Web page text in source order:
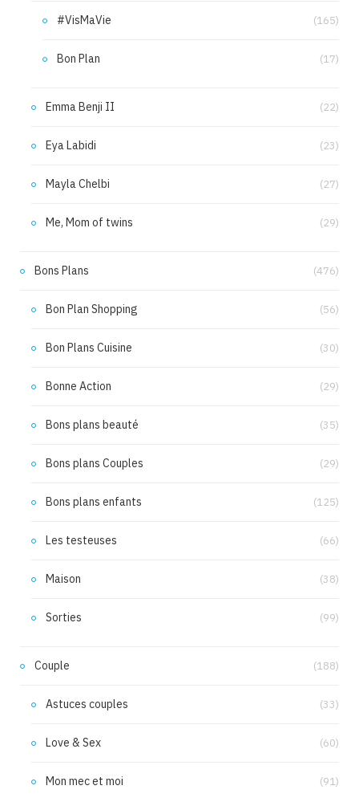
#VisMaVie (165)
Bon Plan (17)
Emma Benji II (22)
Eya Labidi (23)
Mayla Chelbi (27)
Me, Mom of twins (29)
Bons Plans (476)
Bon Plan Shopping (56)
Bon Plans Cuisine (30)
Bonne Action (29)
Bons plans beauté (35)
Bons plans Couples (29)
Bons plans enfants (125)
Les testeuses (66)
Maison (38)
Sorties (99)
Couple (188)
Astuces couples (33)
Love & Sex (60)
Mon mec et moi (91)